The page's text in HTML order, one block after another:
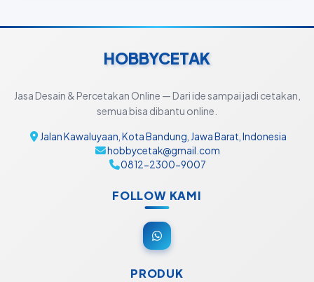
HOBBYCETAK
Jasa Desain & Percetakan Online — Dari ide sampai jadi cetakan,
semua bisa dibantu online.
Jalan Kawaluyaan, Kota Bandung, Jawa Barat, Indonesia
hobbycetak@gmail.com
0812-2300-9007
FOLLOW KAMI
PRODUK